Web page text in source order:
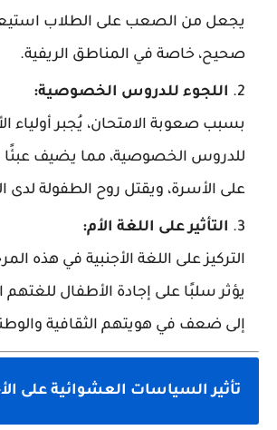
يجعل من الصعب على الطلاب
صحيح، خاصة في المناطق الريفية.
اللجوء للدروس الخصوصية:
بسبب صعوبة الامتحان، يُجبر أولياء
للدروس الخصوصية، مما يضيف عبئًا
على الأسرة، ويقتل روح الطفولة لدى
التأثير على اللغة الأم:
التركيز على اللغة الأجنبية في هذه
يؤثر سلبًا على إجادة الأطفال للغتهم
إلى ضعف في هويتهم الثقافية
تأثير السياسات العشوائية على